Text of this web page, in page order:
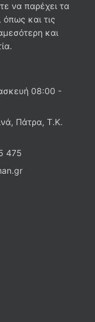
να παρέχει τα
όπως και τις
και
08:00 -
Πάτρα, Τ.Κ.
475